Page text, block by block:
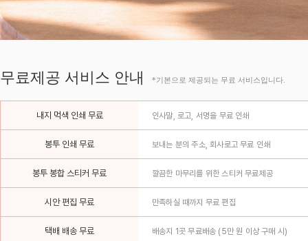
무료제공 서비스 안내 *기본으로 제공되는 무료 서비스입니다.
내지 먹색 인쇄 무료 인사말, 로고, 서명을 무료 인쇄
봉투 인쇄 무료 보내는 분의 주소, 회사로고 무료 인쇄
봉투 봉합 스티커 무료 깔끔한 마무리를 위한 스티커 무료제공
시안 편집 무료 만족하실 때까지 무료 편집
택배 배송 무료 배송지 1곳 무료배송 (5만 원 이상 구매 시)